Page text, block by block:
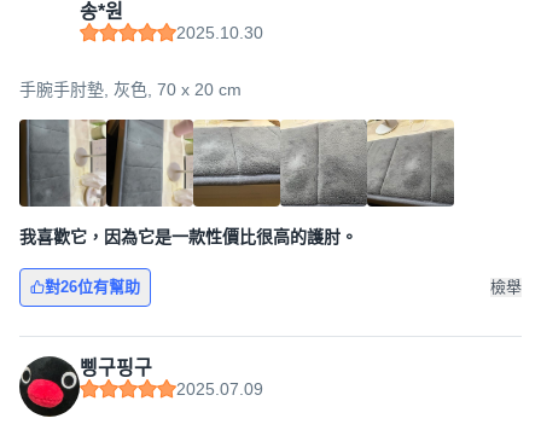
송*원
2025.10.30
手腕手肘墊, 灰色, 70 x 20 cm
我喜歡它，因為它是一款性價比很高的護肘。
對26位有幫助 檢舉
삥구핑구
2025.07.09